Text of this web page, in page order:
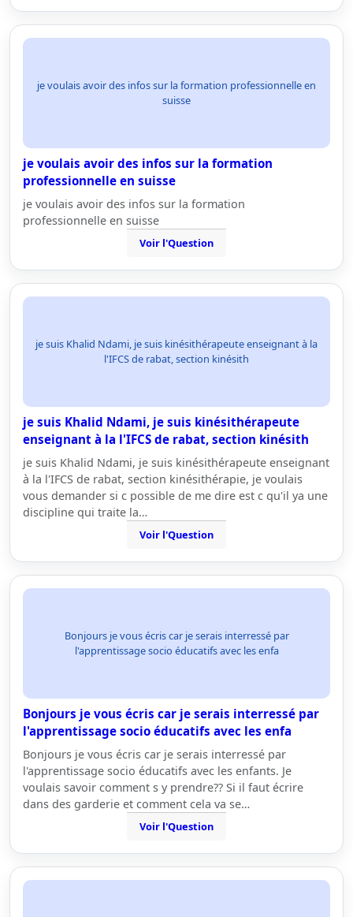
je voulais avoir des infos sur la formation professionnelle en
suisse
je voulais avoir des infos sur la formation
professionnelle en suisse
je voulais avoir des infos sur la formation
professionnelle en suisse
Voir l'Question
je suis Khalid Ndami, je suis kinésithérapeute enseignant à la
l'IFCS de rabat, section kinésith
je suis Khalid Ndami, je suis kinésithérapeute
enseignant à la l'IFCS de rabat, section kinésith
je suis Khalid Ndami, je suis kinésithérapeute enseignant
à la l'IFCS de rabat, section kinésithérapie, je voulais
vous demander si c possible de me dire est c qu'il ya une
discipline qui traite la…
Voir l'Question
Bonjours je vous écris car je serais interressé par
l'apprentissage socio éducatifs avec les enfa
Bonjours je vous écris car je serais interressé par
l'apprentissage socio éducatifs avec les enfa
Bonjours je vous écris car je serais interressé par
l'apprentissage socio éducatifs avec les enfants. Je
voulais savoir comment s y prendre?? Si il faut écrire
dans des garderie et comment cela va se…
Voir l'Question